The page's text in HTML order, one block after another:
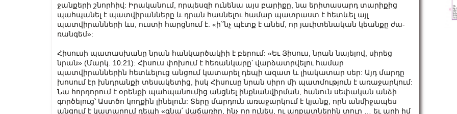
ջանքերի շնորհիվ: Իրականում, որպեսզի ունենա այս բարիքը, նա երիտասարդ տարիքից
պահպանել է պատվիրանները և դրան հասնելու համար պատրաստ է հետևել այլ
պատվիրանների ևս, ուստի հարցնում է. «ի՞նչ պէտք է անեմ, որ յա­ւի­տե­նա­կան կեան­քը ժա­
ռան­գեմ»:
Հիսուսի պատասխանը նրան հանկարծակիի է բերում: «Եւ Յի­սուս, նրան նա­յե­լով, սի­րեց
նրան» (Մարկ. 10:21): Հիսուս փոխում է հեռանկարը՝ վարձատրվելու համար
պատվիրաններին հետևելուց անցում կատարել դեպի ազատ և լիակատար սեր: Այդ մարդը
խոսում էր խնդրանքի տեսակետից, իսկ Հիսուսը նրան սիրո մի պատմություն է առաջարկում:
Նա հորդորում է օրենքի պահպանումից անցնել ինքնանվիրման, հանուն սեփական անձի
գործելուց՝ Աստծո կողքին լինելուն: Տերը մարդուն առաջարկում է կյանք, որն անմիջապես
անցում է կատարում դեպի «գնա՛ վա­ճա­ռիր, ինչ որ ու­նես, ու աղ­քատ­նե­րին տուր … եւ արի իմ